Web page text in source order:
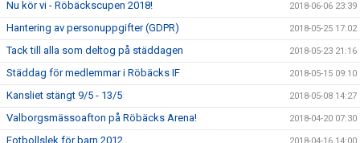
Nu kör vi - Röbäckscupen 2018! 2018-06-06 23:39
Hantering av personuppgifter (GDPR) 2018-05-25 17:02
Tack till alla som deltog på städdagen 2018-05-23 21:16
Städdag för medlemmar i Röbäcks IF 2018-05-15 09:10
Kansliet stängt 9/5 - 13/5 2018-05-08 14:27
Valborgsmässoafton på Röbäcks Arena! 2018-04-20 07:30
Fotbollslek för barn 2012